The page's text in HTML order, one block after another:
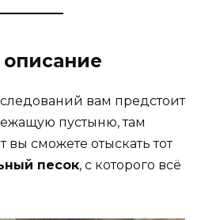
вам предстоит
пустыню, там
вы сможете отыскать тот
песок, с которого всё